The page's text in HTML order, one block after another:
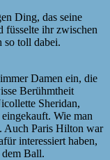
Ding, das seine
füsselte ihr zwischen
so toll dabei.
Damen ein, die
Berühmtheit
Sheridan,
Wie man
Auch Paris Hilton war
interessiert haben,
dem Ball.